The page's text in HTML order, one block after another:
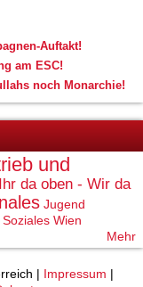
Auftakt!
am ESC!
noch Monarchie!
und
Ihr da oben - Wir da
Jugend
Soziales Wien
Mehr
| Impressum |